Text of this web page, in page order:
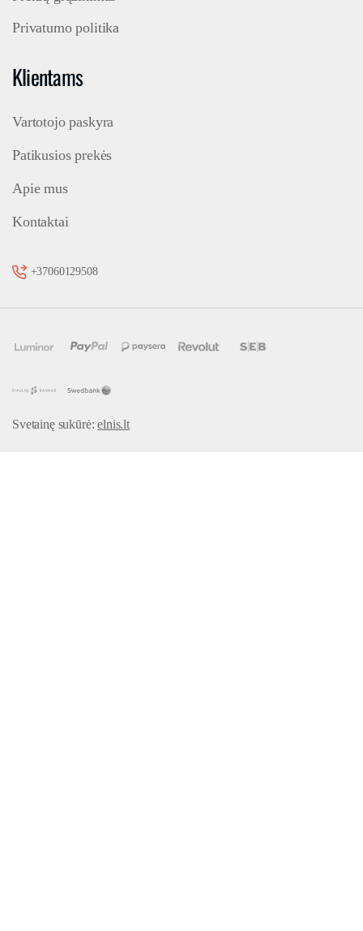
Privatumo politika
Klientams
Vartotojo paskyra
Patikusios prekės
Apie mus
Kontaktai
+37060129508
Svetainę sukūrė:elnis.lt